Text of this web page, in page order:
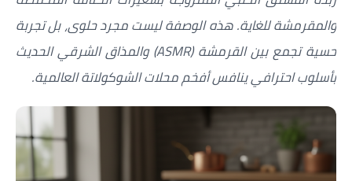
أطباق عيد الأضحي
حلا الأعياد
سحور رمضان
والمقرمشة للغاية. هذه الوصفة ليست مجرد حلوى، بل تجربة
حسية تجمع بين القرمشة (ASMR) والمذاق الشرقي الحديث
بأسلوب احترافي ينافس أفخم محلات الشوكولاتة العالمية.